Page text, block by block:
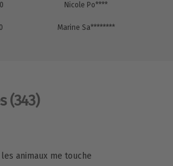
Nicole Po****
Marine Sa********
(343)
animaux me touche